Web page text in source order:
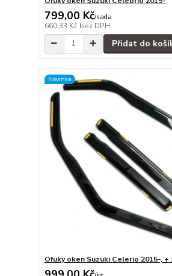
799,00 Kč/sada
660,33 Kč bez DPH
Přidat do
Novinka
Ofuky oken Suzuki Celerio 2015-, +